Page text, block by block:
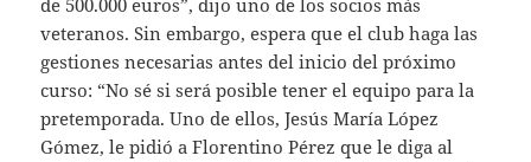
de 500.000 euros”, dijo uno de los socios más
veteranos. Sin embargo, espera que el club haga las
gestiones necesarias antes del inicio del próximo
curso: “No sé si será posible tener el equipo para la
pretemporada. Uno de ellos, Jesús María López
Gómez, le pidió a Florentino Pérez que le diga al